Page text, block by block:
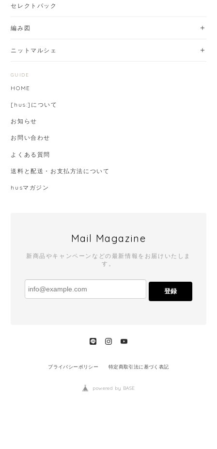
セレクトパック
編み図
ニットマルシェ
GUIDE
HOME
[hus:]について
お知らせ
お問い合わせ
よくある質問
送料と配送・お支払方法について
husマガジン
Mail Magazine
新商品やキャンペーンなどの最新情報をお届けいたしま
す。
登録
プライバシーポリシー 特定商取引法に基づく表記
powered by BASE